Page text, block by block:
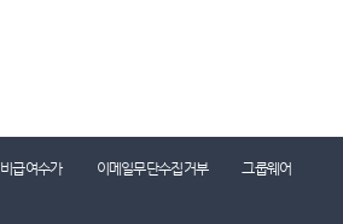
비급여수가 이메일무단수집거부
그룹웨어